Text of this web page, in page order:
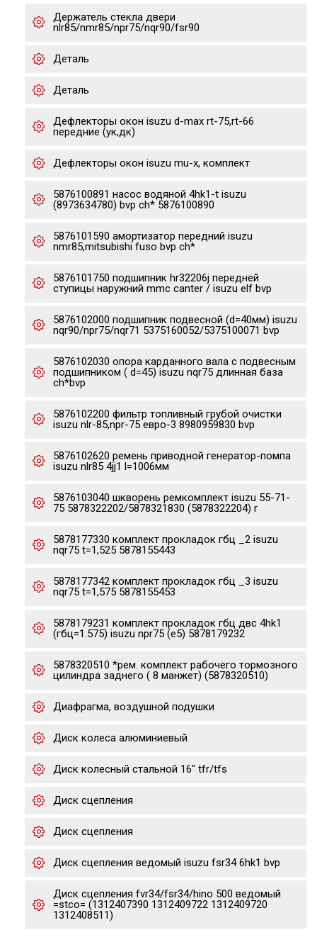
Держатель стекла двери
nlr85/nmr85/npr75/nqr90/fsr90
Деталь
Деталь
Дефлекторы окон isuzu d-max rt-75,rt-66
передние (ук,дк)
Дефлекторы окон isuzu mu-x, комплект
5876100891 насос водяной 4hk1-t isuzu
(8973634780) bvp ch* 5876100890
5876101590 амортизатор передний isuzu
nmr85,mitsubishi fuso bvp ch*
5876101750 подшипник hr32206j передней
ступицы наружний mmc canter / isuzu elf bvp
5876102000 подшипник подвесной (d=40мм) isuzu
nqr90/npr75/nqr71 5375160052/5375100071 bvp
5876102030 опора карданного вала с подвесным
подшипником ( d=45) isuzu nqr75 длинная база
ch*bvp
5876102200 фильтр топливный грубой очистки
isuzu nlr-85,npr-75 евро-3 8980959830 bvp
5876102620 ремень приводной генератор-помпа
isuzu nlr85 4jj1 l=1006мм
5876103040 шкворень ремкомплект isuzu 55-71-
75 5878322202/5878321830 (5878322204) r
5878177330 комплект прокладок гбц _2 isuzu
nqr75 t=1,525 5878155443
5878177342 комплект прокладок гбц _3 isuzu
nqr75 t=1,575 5878155453
5878179231 комплект прокладок гбц двс 4hk1
(гбц=1.575) isuzu npr75 (e5) 5878179232
5878320510 *рем. комплект рабочего тормозного
цилиндра заднего ( 8 манжет) (5878320510)
Диафрагма, воздушной подушки
Диск колеса алюминиевый
Диск колесный стальной 16" tfr/tfs
Диск сцепления
Диск сцепления
Диск сцепления ведомый isuzu fsr34 6hk1 bvp
Диск сцепления fvr34/fsr34/hino 500 ведомый
=stco= (1312407390 1312409722 1312409720
1312408511)